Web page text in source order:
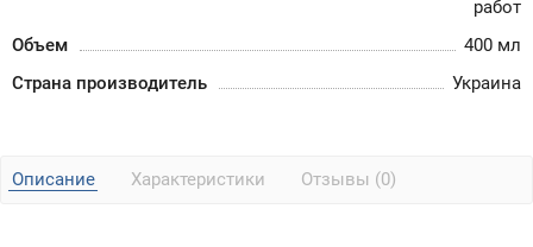
работ
Объем
400 мл
Страна производитель
Украина
Описание Характеристики Отзывы (0)